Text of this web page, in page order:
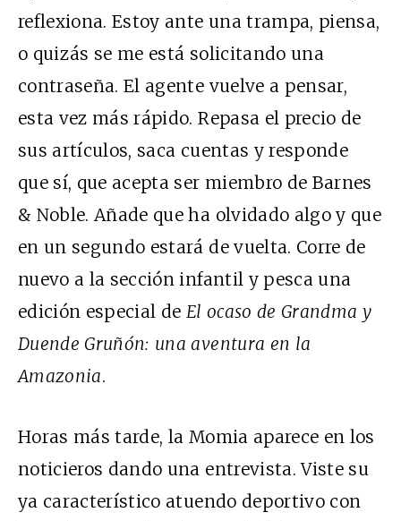
reflexiona. Estoy ante una trampa, piensa,
o quizás se me está solicitando una
contraseña. El agente vuelve a pensar,
esta vez más rápido. Repasa el precio de
sus artículos, saca cuentas y responde
que sí, que acepta ser miembro de Barnes
& Noble. Añade que ha olvidado algo y que
en un segundo estará de vuelta. Corre de
nuevo a la sección infantil y pesca una
edición especial de El ocaso de Grandma y
Duende Gruñón: una aventura en la
Amazonia.
Horas más tarde, la Momia aparece en los
noticieros dando una entrevista. Viste su
ya característico atuendo deportivo con